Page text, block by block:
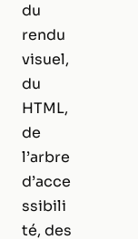
du
rendu
visuel,
du
HTML,
de
l’arbre
d’acce
ssibili
té, des